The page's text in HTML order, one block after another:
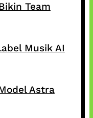
Team
Musik AI
Astra